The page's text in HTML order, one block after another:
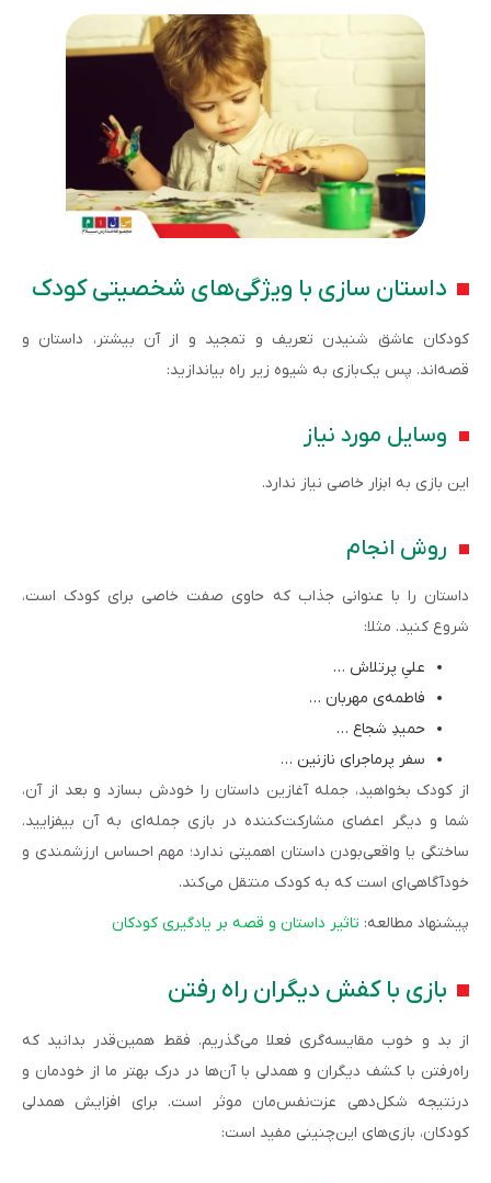
داستان سازی با ویژگی‌های شخصیتی کودک
کودکان عاشق شنیدن تعریف و تمجید و از آن بیشتر، داستان و
قصه‌اند. پس یک‌بازی به شیوه زیر راه بیاندازید:
وسایل مورد نیاز
این بازی به ابزار خاصی نیاز ندارد.
روش انجام
داستان را با عنوانی جذاب که حاوی صفت خاصی برای کودک است،
شروع کنید. مثلا:
علیِ پرتلاش …
فاطمه‌ی مهربان …
حمیدِ شجاع …
سفر پرماجرای نازنین …
از کودک بخواهید، جمله آغازین داستان را خودش بسازد و بعد از آن،
شما و دیگر اعضای مشارکت‌کننده در بازی جمله‌ای به آن بیفزایید.
ساختگی یا واقعی‌بودن داستان اهمیتی ندارد؛ مهم احساس ارزشمندی و
خودآگاهی‌ای است که به کودک منتقل می‌کند.
پیشنهاد مطالعه: تاثیر داستان و قصه بر یادگیری کودکان
بازی با کفش دیگران راه رفتن
از بد و خوب مقایسه‌گری فعلا می‌گذریم. فقط همین‌قدر بدانید که
راه‌رفتن با کشف دیگران و همدلی با آن‌ها در درک بهتر ما از خودمان و
درنتیجه شکل‌دهی عزت‌نفس‌مان موثر است. برای افزایش همدلی
کودکان، بازی‌های این‌چنینی مفید است: